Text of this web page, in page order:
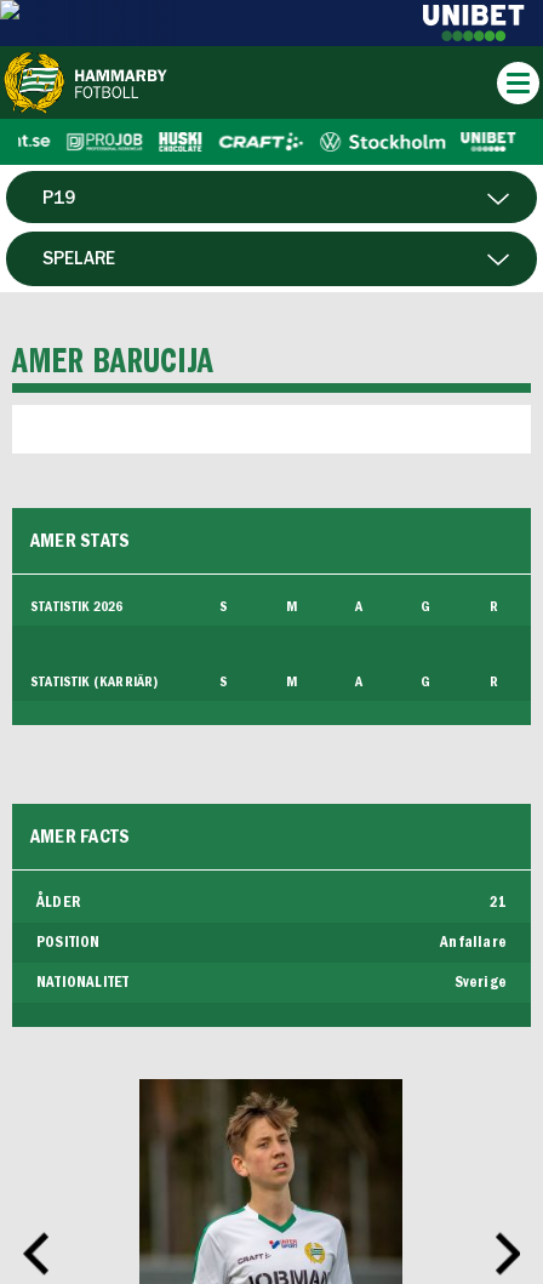
HERR
HTFF
P19
FUTSAL HERR
FUTSAL DAM
SPELARE
AMER BARUCIJA
AMER STATS
STATISTIK 2026 S M A G R
STATISTIK (KARRIÄR) S M A G R
AMER FACTS
ÅLDER 21
POSITION Anfallare
NATIONALITET Sverige